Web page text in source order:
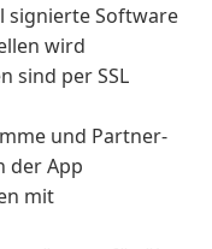
signierte Software
wird
sind per SSL
und Partner-
der App
mit